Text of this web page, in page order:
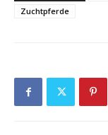
Zuchtpferde